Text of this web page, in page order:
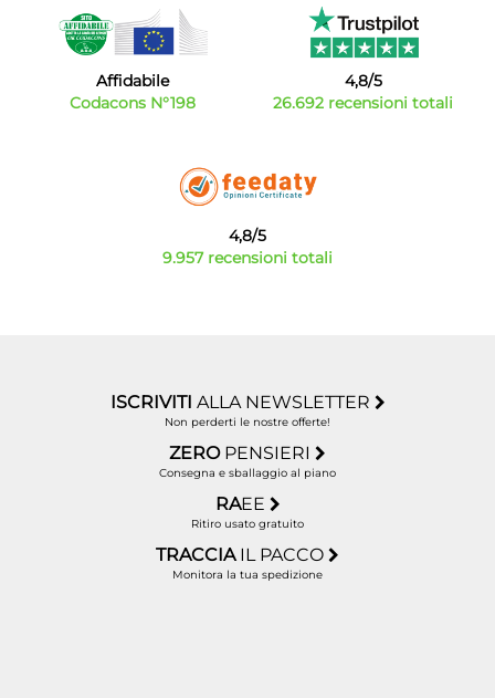
Affidabile
Codacons N°198
4,8/5
26.692 recensioni totali
4,8/5
9.957 recensioni totali
ISCRIVITI ALLA NEWSLETTER
Non perderti le nostre offerte!
ZERO PENSIERI
Consegna e sballaggio al piano
RAEE
Ritiro usato gratuito
TRACCIA IL PACCO
Monitora la tua spedizione